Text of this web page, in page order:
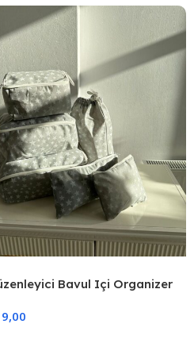
Bavul Içi Organizer